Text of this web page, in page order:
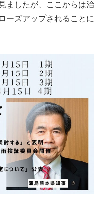
ましたが、ここからは治
ーズアップされることに